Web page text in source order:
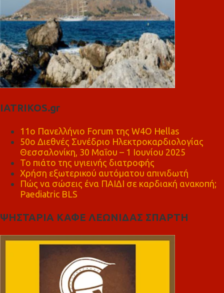
IATRIKOS.gr
11ο Πανελλήνιο Forum της W4O Hellas
50ο Διεθνές Συνέδριο Ηλεκτροκαρδιολογίας
Θεσσαλονίκη, 30 Μαΐου – 1 Ιουνίου 2025
Το πιάτο της υγιεινής διατροφής
Χρήση εξωτερικού αυτόματου απινιδωτή
Πώς να σώσεις ένα ΠΑΙΔΙ σε καρδιακή ανακοπή;
Paediatric BLS
ΨΗΣΤΑΡΙΑ ΚΑΦΕ ΛΕΩΝΙΔΑΣ ΣΠΑΡΤΗ